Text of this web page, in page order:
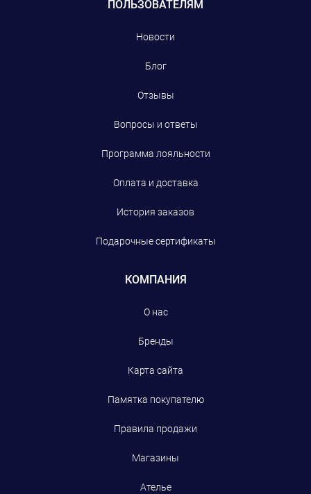
ПОЛЬЗОВАТЕЛЯМ
Новости
Блог
Отзывы
Вопросы и ответы
Программа лояльности
Оплата и доставка
История заказов
Подарочные сертификаты
КОМПАНИЯ
О нас
Бренды
Карта сайта
Памятка покупателю
Правила продажи
Магазины
Ателье